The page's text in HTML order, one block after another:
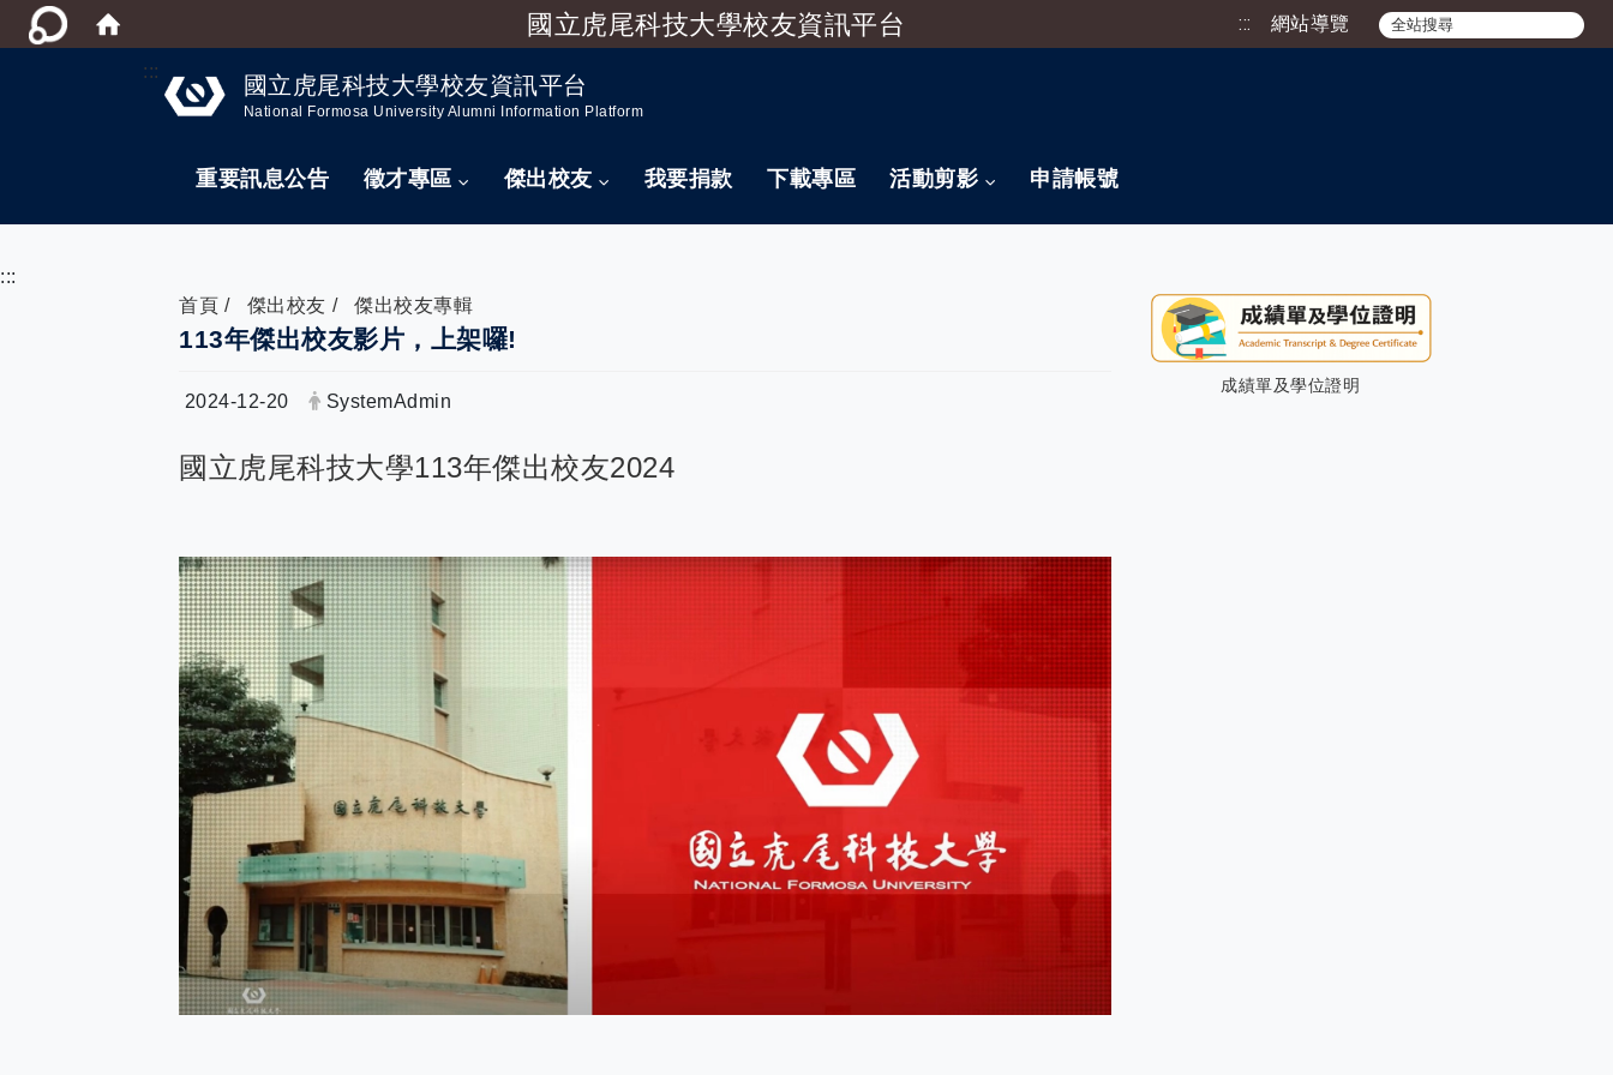
國立虎尾科技大學校友資訊平台 ::: 網站導覽
:::
國立虎尾科技大學校友資訊平台
National Formosa University Alumni Information Platform
重要訊息公告 徵才專區 傑出校友 我要捐款 下載專區 活動剪影 申請帳號
:::
首頁
傑出校友 傑出校友專輯
113年傑出校友影片，上架囉!
日期：
2024-12-20 發布者：
SystemAdmin
國立虎尾科技大學113年傑出校友2024
成績單及學位證明